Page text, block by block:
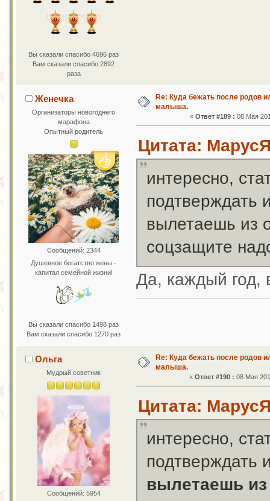
Вы сказали спасибо 4696 раз
Вам сказали спасибо 2892
раза
Женечка
Организаторы новогоднего
марафона
Опытный родитель
Сообщений: 2344
Душевное богатство жены -
капитал семейной жизни!
Вы сказали спасибо 1498 раз
Вам сказали спасибо 1270 раз
Re: Куда бежать после родов
малыша.
« Ответ #189 : 08 Мая
Цитата:
интересно,
подтверждать
вылетаешь из
соцзащите
Да, каждый
Ольга
Мудрый советник
Сообщений: 5954
Re: Куда бежать после родов
малыша.
«Ответ #190 : 08 Мая
Цитата:
интересно,
подтверждать
вылетаешь из